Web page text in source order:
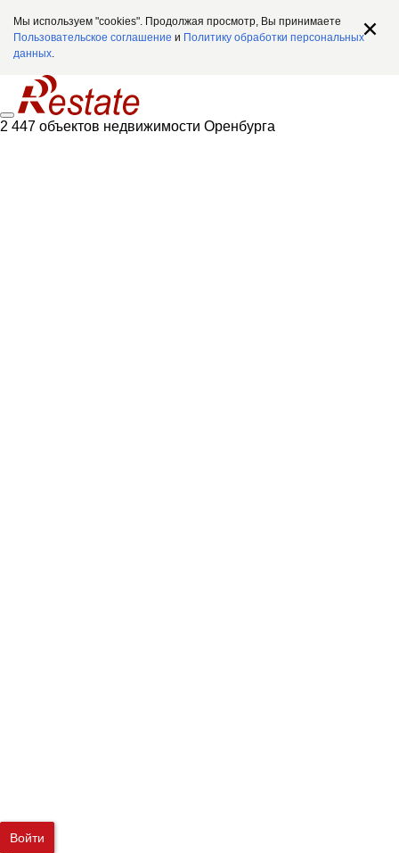
Мы используем "cookies". Продолжая просмотр, Вы принимаете
Пользовательское соглашение и Политику обработки персональных
данных.
2 447 объектов недвижимости Оренбурга
Войти